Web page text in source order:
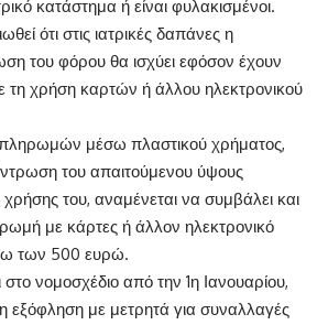
κατάστημα ή είναι φυλακισμένοι.
ότι στις ιατρικές δαπάνες η
του φόρου θα ισχύει εφόσον έχουν
τη χρήση καρτών ή άλλου ηλεκτρονικού
μέσω πλαστικού χρήματος,
του απαιτούμενου ύψους
του, αναμένεται να συμβάλει και
με κάρτες ή άλλον ηλεκτρονικό
των 500 ευρώ.
νομοσχέδιο από την 1η Ιανουαρίου,
εξόφληση με μετρητά για συναλλαγές